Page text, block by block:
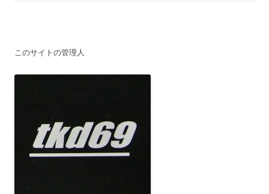
このサイトの管理人